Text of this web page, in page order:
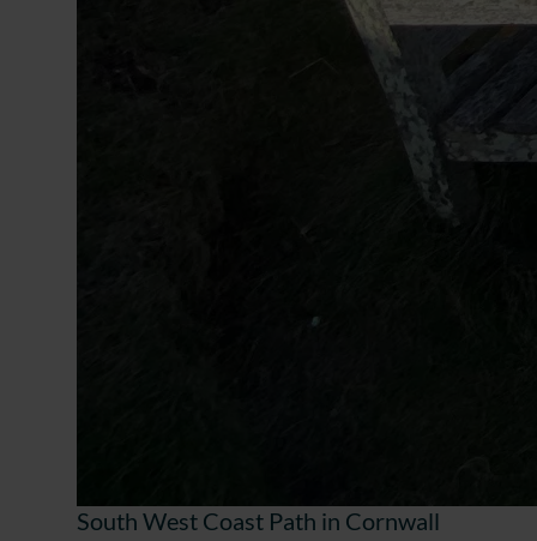
South West Coast Path in Cornwall